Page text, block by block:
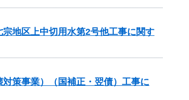
地区上中切用水第2号他工事に関す
策事業）（国補正・翌債）工事に